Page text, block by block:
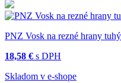
PNZ Vosk na rezné hrany
18,58 € s DPH
Skladom v e-shope